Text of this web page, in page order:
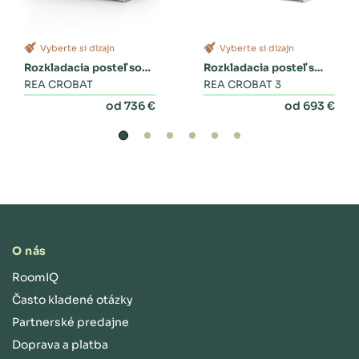
Vyberte si dizajn
Rozkladacia posteľ so
zásuvkami
REA CROBAT
od 736 €
Vyberte si dizajn
Rozkladacia posteľ s
dvoma zásuvkami a
REA CROBAT 3
od 693 €
O nás
RoomIQ
Často kladené otázky
Partnerské predajne
Doprava a platba